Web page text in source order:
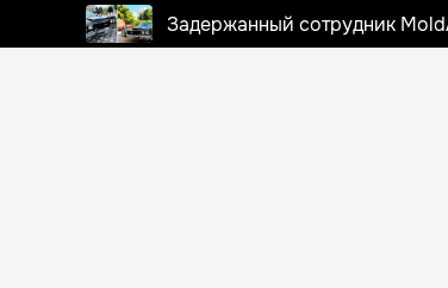
Задержанный сотрудник